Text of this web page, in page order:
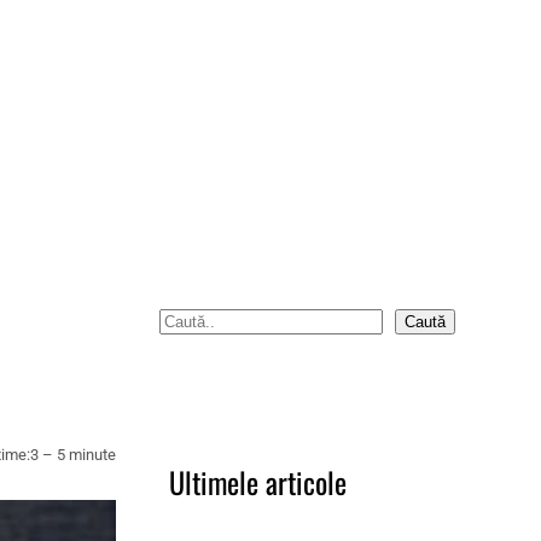
3 – 5 minute
S
Caută
Ultimele articole